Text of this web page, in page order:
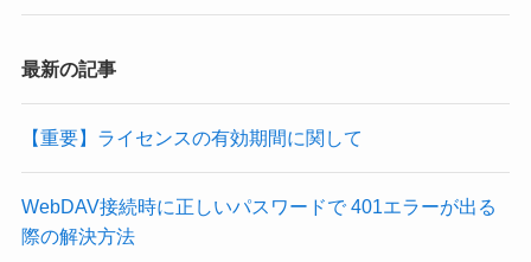
最新の記事
【重要】ライセンスの有効期間に関して
WebDAV接続時に正しいパスワードで 401エラーが出る
際の解決方法